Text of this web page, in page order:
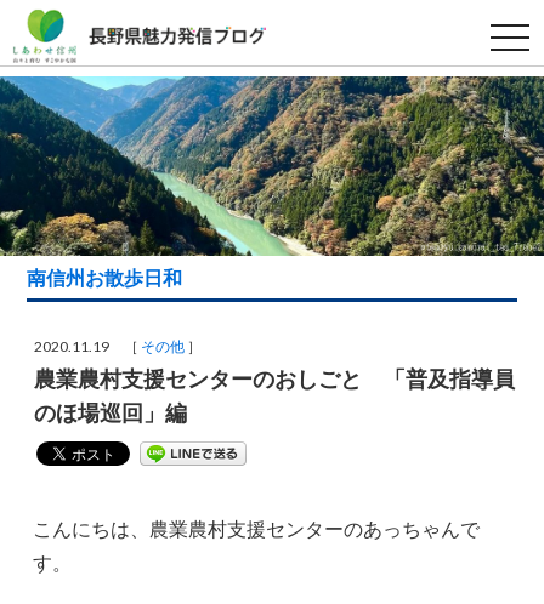
t
o
g
g
l
e
n
a
v
i
g
a
t
n
南信州お散歩日和
2020.11.19 ［ その他 ］
農業農村支援センターのおしごと 「普及指導員
のほ場巡回」編
こんにちは、農業農村支援センターのあっちゃんで
す。